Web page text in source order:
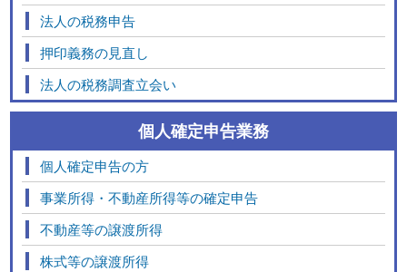
法人の税務申告
押印義務の見直し
法人の税務調査立会い
個人確定申告業務
個人確定申告の方
事業所得・不動産所得等の確定申告
不動産等の譲渡所得
株式等の譲渡所得